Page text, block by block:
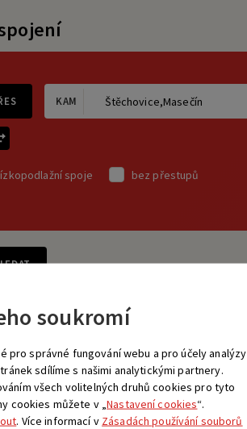
KAM
spoje
bez přestupů
soukromí
správné fungování webu a pro účely analýzy
sdílíme s našimi analytickými partnery.
všech volitelných druhů cookies pro tyto
cookies můžete v „Nastavení cookies“.
. Více informací v Zásadách používání souborů